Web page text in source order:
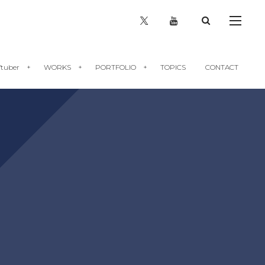
WORKS PORTFOLIO TOPICS CONTACT